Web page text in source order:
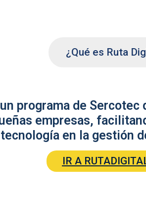
¿Qué es Ruta
programa de
empresas,
tecnología en la gestión
IR A